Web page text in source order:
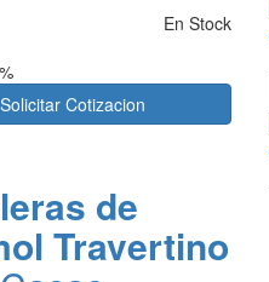
En Stock
Solicitar Cotizacion
de
Travertino